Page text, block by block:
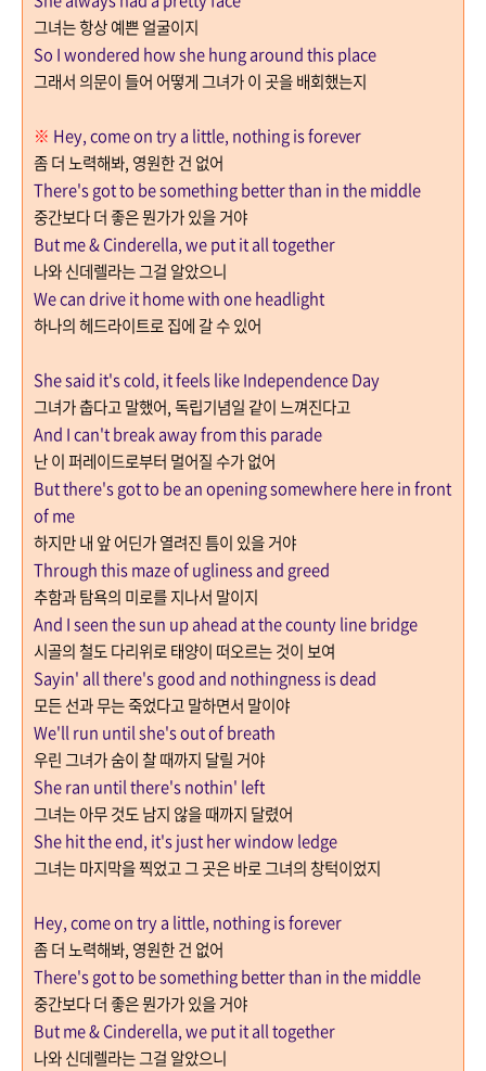
그녀는 항상 예쁜 얼굴이지
So I wondered how she hung around this place
그래서 의문이 들어 어떻게 그녀가 이 곳을 배회했는지
※ Hey, come on try a little, nothing is forever
좀 더 노력해봐, 영원한 건 없어
There's got to be something better than in the middle
중간보다 더 좋은 뭔가가 있을 거야
But me & Cinderella, we put it all together
나와 신데렐라는 그걸 알았으니
We can drive it home with one headlight
하나의 헤드라이트로 집에 갈 수 있어
She said it's cold, it feels like Independence Day
그녀가 춥다고 말했어,독립기념일 같이 느껴진다고
And I can't break away from this parade
난 이 퍼레이드로부터 멀어질 수가 없어
But there's got to be an opening somewhere here in front
of me
하지만 내 앞 어딘가 열려진 틈이 있을 거야
Through this maze of ugliness and greed
추함과 탐욕의 미로를 지나서 말이지
And I seen the sun up ahead at the county line bridge
시골의 철도 다리위로 태양이 떠오르는 것이 보여
Sayin' all there's good and nothingness is dead
모든 선과 무는 죽었다고 말하면서 말이야
We'll run until she's out of breath
우린 그녀가 숨이 찰 때까지 달릴 거야
She ran until there's nothin' left
그녀는 아무 것도 남지 않을 때까지 달렸어
She hit the end, it's just her window ledge
그녀는 마지막을 찍었고 그 곳은 바로 그녀의 창턱이었지
Hey, come on try a little, nothing is forever
좀 더 노력해봐, 영원한 건 없어
There's got to be something better than in the middle
중간보다 더 좋은 뭔가가 있을 거야
But me & Cinderella, we put it all together
나와 신데렐라는 그걸 알았으니